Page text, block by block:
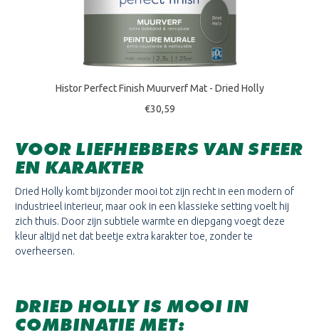
Histor Perfect Finish Muurverf Mat - Dried Holly
€30,59
VOOR LIEFHEBBERS VAN SFEER
EN KARAKTER
Dried Holly komt bijzonder mooi tot zijn recht in een modern of
industrieel interieur, maar ook in een klassieke setting voelt hij
zich thuis. Door zijn subtiele warmte en diepgang voegt deze
kleur altijd net dat beetje extra karakter toe, zonder te
overheersen.
DRIED HOLLY IS MOOI IN
COMBINATIE MET: